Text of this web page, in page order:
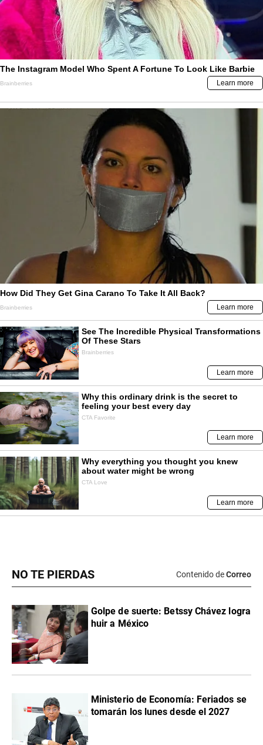
NO TE PIERDAS Contenido deCorreo
Golpe de suerte: Betssy Chávez logra
huir a México
Ministerio de Economía: Feriados se
tomarán los lunes desde el 2027